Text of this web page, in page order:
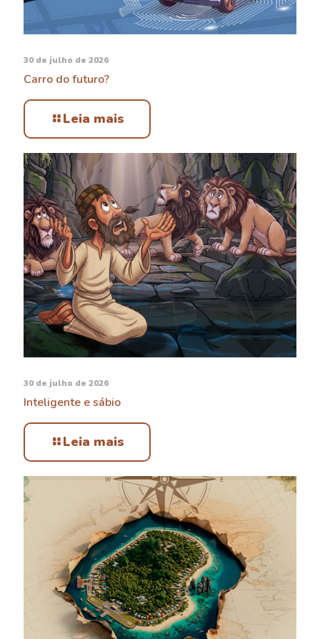
30 de julho de 2026
Carro do futuro?
Leia mais
30 de julho de 2026
Inteligente e sábio
Leia mais